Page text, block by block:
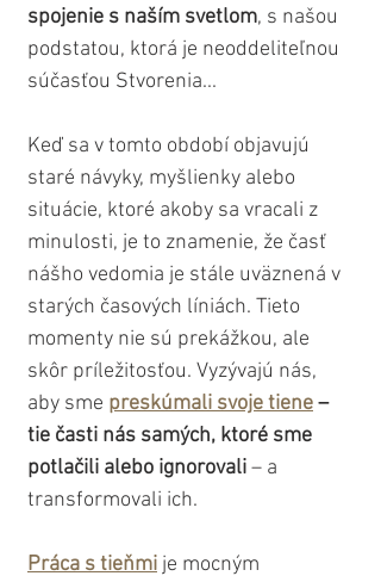
spojenie s naším svetlom, s našou
podstatou, ktorá je neoddeliteľnou
súčasťou Stvorenia...
Keď sa v tomto období objavujú
staré návyky, myšlienky alebo
situácie, ktoré akoby sa vracali z
minulosti, je to znamenie, že časť
nášho vedomia je stále uväznená v
starých časových líniách. Tieto
momenty nie sú prekážkou, ale
skôr príležitosťou. Vyzývajú nás,
aby sme preskúmali svoje tiene –
tie časti nás samých, ktoré sme
potlačili alebo ignorovali – a
transformovali ich.
Práca s tieňmi je mocným